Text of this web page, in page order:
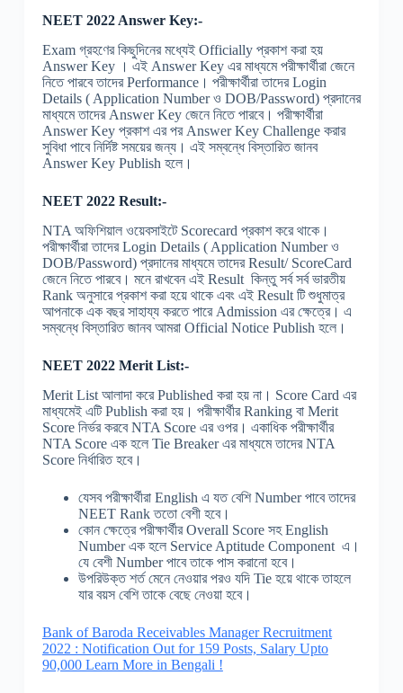
NEET 2022 Answer Key:-
Exam গ্রহণের কিছুদিনের মধ্যেই Officially প্রকাশ করা হয়
Answer Key । এই Answer Key এর মাধ্যমে পরীক্ষার্থীরা জেনে
নিতে পারবে তাদের Performance। পরীক্ষার্থীরা তাদের Login
Details ( Application Number ও DOB/Password) প্রদানের
মাধ্যমে তাদের Answer Key জেনে নিতে পারবে। পরীক্ষার্থীরা
Answer Key প্রকাশ এর পর Answer Key Challenge করার
সুবিধা পাবে নির্দিষ্ট সময়ের জন্য। এই সম্বন্ধে বিস্তারিত জানব
Answer Key Publish হলে।
NEET 2022 Result:-
NTA অফিশিয়াল ওয়েবসাইটে Scorecard প্রকাশ করে থাকে।
পরীক্ষার্থীরা তাদের Login Details ( Application Number ও
DOB/Password) প্রদানের মাধ্যমে তাদের Result/ ScoreCard
জেনে নিতে পারবে। মনে রাখবেন এই Result কিন্তু সর্ব সর্ব ভারতীয়
Rank অনুসারে প্রকাশ করা হয়ে থাকে এবং এই Result টি শুধুমাত্র
আপনাকে এক বছর সাহায্য করতে পারে Admission এর ক্ষেত্রে। এ
সম্বন্ধে বিস্তারিত জানব আমরা Official Notice Publish হলে।
NEET 2022 Merit List:-
Merit List আলাদা করে Published করা হয় না। Score Card এর
মাধ্যমেই এটি Publish করা হয়। পরীক্ষার্থীর Ranking বা Merit
Score নির্ভর করবে NTA Score এর ওপর। একাধিক পরীক্ষার্থীর
NTA Score এক হলে Tie Breaker এর মাধ্যমে তাদের NTA
Score নির্ধারিত হবে।
যেসব পরীক্ষার্থীরা English এ যত বেশি Number পাবে তাদের
NEET Rank ততো বেশী হবে।
কোন ক্ষেত্রে পরীক্ষার্থীর Overall Score সহ English
Number এক হলে Service Aptitude Component এ।
যে বেশী Number পাবে তাকে পাস করানো হবে।
উপরিউক্ত শর্ত মেনে নেওয়ার পরও যদি Tie হয়ে থাকে তাহলে
যার বয়স বেশি তাকে বেছে নেওয়া হবে।
Bank of Baroda Receivables Manager Recruitment
2022 : Notification Out for 159 Posts, Salary Upto
90,000 Learn More in Bengali !